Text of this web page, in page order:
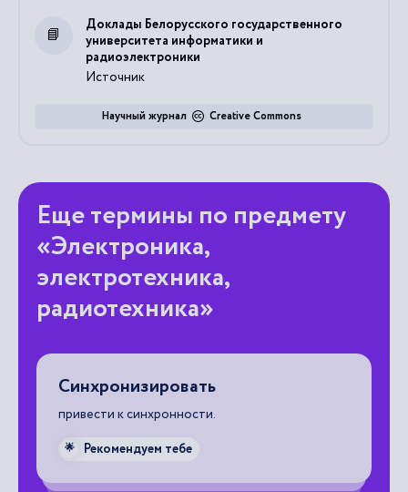
Источник
Доклады Белорусского государственного
университета информатики и
радиоэлектроники
Creative Commons
Научный журнал
Еще термины по предмету
«Электроника,
электротехника,
радиотехника»
Синхронизировать
привести к синхронности.
🌟 Рекомендуем тебе